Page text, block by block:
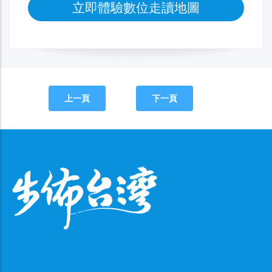
立即體驗數位走讀地圖
上一頁 下一頁